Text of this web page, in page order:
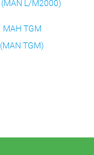
(MAN L/M2000)
МАН TGM
(MAN TGM)